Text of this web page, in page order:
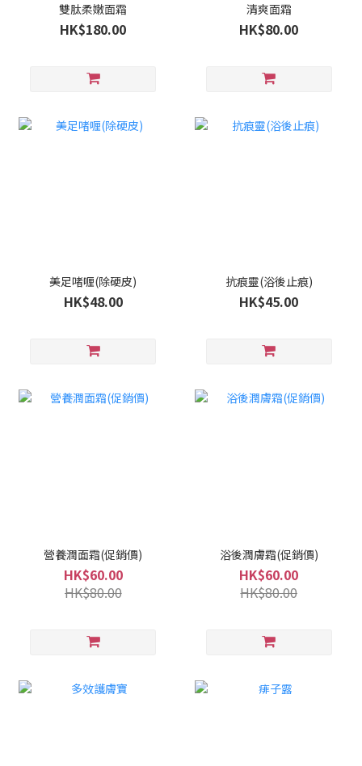
雙肽柔嫩面霜
HK$180.00
清爽面霜
HK$80.00
美足啫喱(除硬皮)
HK$48.00
抗痕靈(浴後止痕)
HK$45.00
營養潤面霜(促銷價)
HK$60.00
HK$80.00
浴後潤膚霜(促銷價)
HK$60.00
HK$80.00